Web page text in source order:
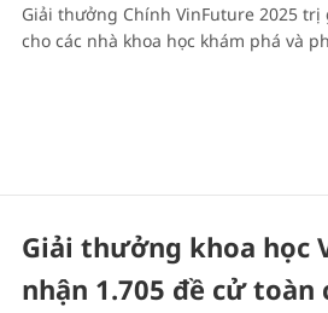
Giải thưởng Chính VinFuture 2025
cho các nhà khoa học khám phá và
Giải thưởng khoa học
nhận 1.705 đề cử toàn